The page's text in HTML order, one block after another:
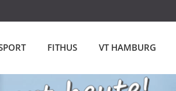
FITHUS VT HAMBURG